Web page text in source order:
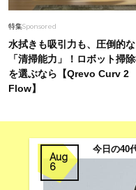
特集Sponsored
水拭きも吸引力も、圧倒的な
「清掃能力」！ロボット掃
を選ぶなら【Qrevo Curv 2
Flow】
Aug
6
今日の40